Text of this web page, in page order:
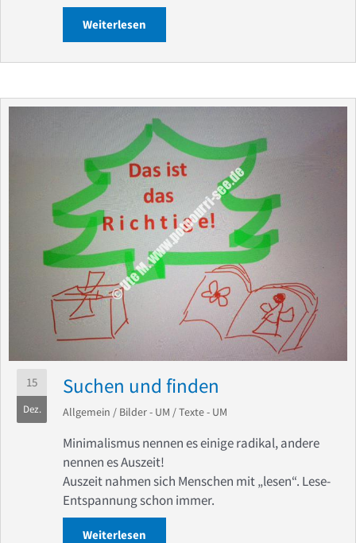
Weiterlesen
15
Dez.
Suchen und finden
Allgemein / Bilder - UM /Texte - UM
Minimalismus nennen es einige radikal, andere
nennen es Auszeit!
Auszeit nahmen sich Menschen mit „lesen“. Lese-
Entspannung schon immer.
Weiterlesen